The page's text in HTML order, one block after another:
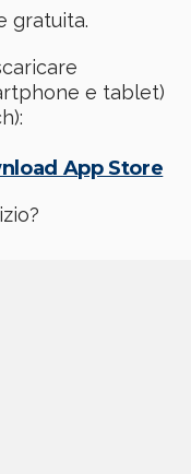
gratuita.
e tablet)
App Store